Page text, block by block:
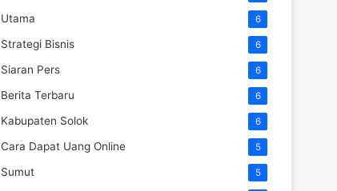
Utama 6
Strategi Bisnis 6
Siaran Pers 6
Berita Terbaru 6
Kabupaten Solok 6
Cara Dapat Uang Online 5
Sumut 5